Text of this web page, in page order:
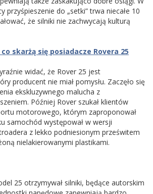
przyśpieszenie do „setki” trwa niecałe 10
że silniki nie zachwycają kulturą
skarżą się posiadacze Rovera 25
widać, że Rover 25 jest
producent nie miał pomysłu. Zaczęło się
ekskluzywnego malucha z
Później Rover szukał klientów
motorowego, którym zaproponował
samochód występował w wersji
z lekko podniesionym prześwitem
nielakierowanymi plastikami.
25 otrzymywał silniki, będące autorskim